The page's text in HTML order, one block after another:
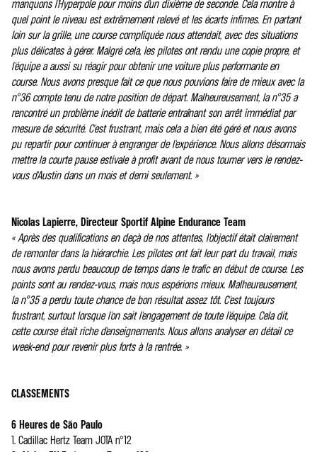
manquons l'Hyperpole pour moins d'un dixième de seconde. Cela montre à
quel point le niveau est extrêmement relevé et les écarts infimes. En partant
loin sur la grille, une course compliquée nous attendait, avec des situations
plus délicates à gérer. Malgré cela, les pilotes ont rendu une copie propre, et
l'équipe a aussi su réagir pour obtenir une voiture plus performante en
course. Nous avons presque fait ce que nous pouvions faire de mieux avec la
n°36 compte tenu de notre position de départ. Malheureusement, la n°35 a
rencontré un problème inédit de batterie entraînant son arrêt immédiat par
mesure de sécurité. C'est frustrant, mais cela a bien été géré et nous avons
pu repartir pour continuer à engranger de l'expérience. Nous allons désormais
mettre la courte pause estivale à profit avant de nous tourner vers le rendez-
vous d'Austin dans un mois et demi seulement. »
Nicolas Lapierre, Directeur Sportif Alpine Endurance Team
« Après des qualifications en deçà de nos attentes, l'objectif était clairement
de remonter dans la hiérarchie. Les pilotes ont fait leur part du travail, mais
nous avons perdu beaucoup de temps dans le trafic en début de course. Les
points sont au rendez-vous, mais nous espérions mieux. Malheureusement,
la n°35 a perdu toute chance de bon résultat assez tôt. C'est toujours
frustrant, surtout lorsque l'on sait l'engagement de toute l'équipe. Cela dit,
cette course était riche d'enseignements. Nous allons analyser en détail ce
week-end pour revenir plus forts à la rentrée. »
CLASSEMENTS
6 Heures de São Paulo
1. Cadillac Hertz Team JOTA n°12